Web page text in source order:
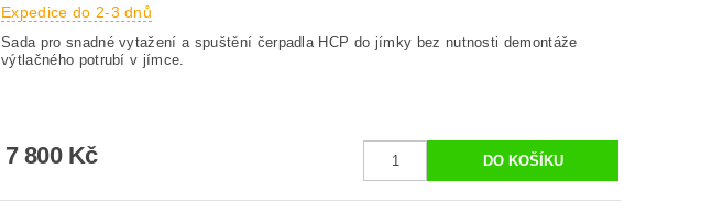
Expedice do 2-3 dnů
Sada pro snadné vytažení a spuštění čerpadla HCP do jímky bez nutnosti demontáže
výtlačného potrubí v jímce.
7 800 Kč